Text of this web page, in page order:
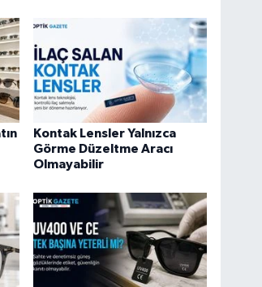
Kontak Lensler Yalnızca
Görme Düzeltme Aracı
Olmayabilir